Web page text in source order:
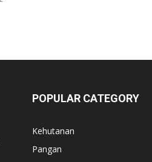
POPULAR CATEGORY
Kehutanan
Pangan